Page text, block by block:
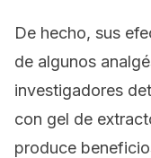
De hecho, sus
de algunos
investigadores
con gel de
produce